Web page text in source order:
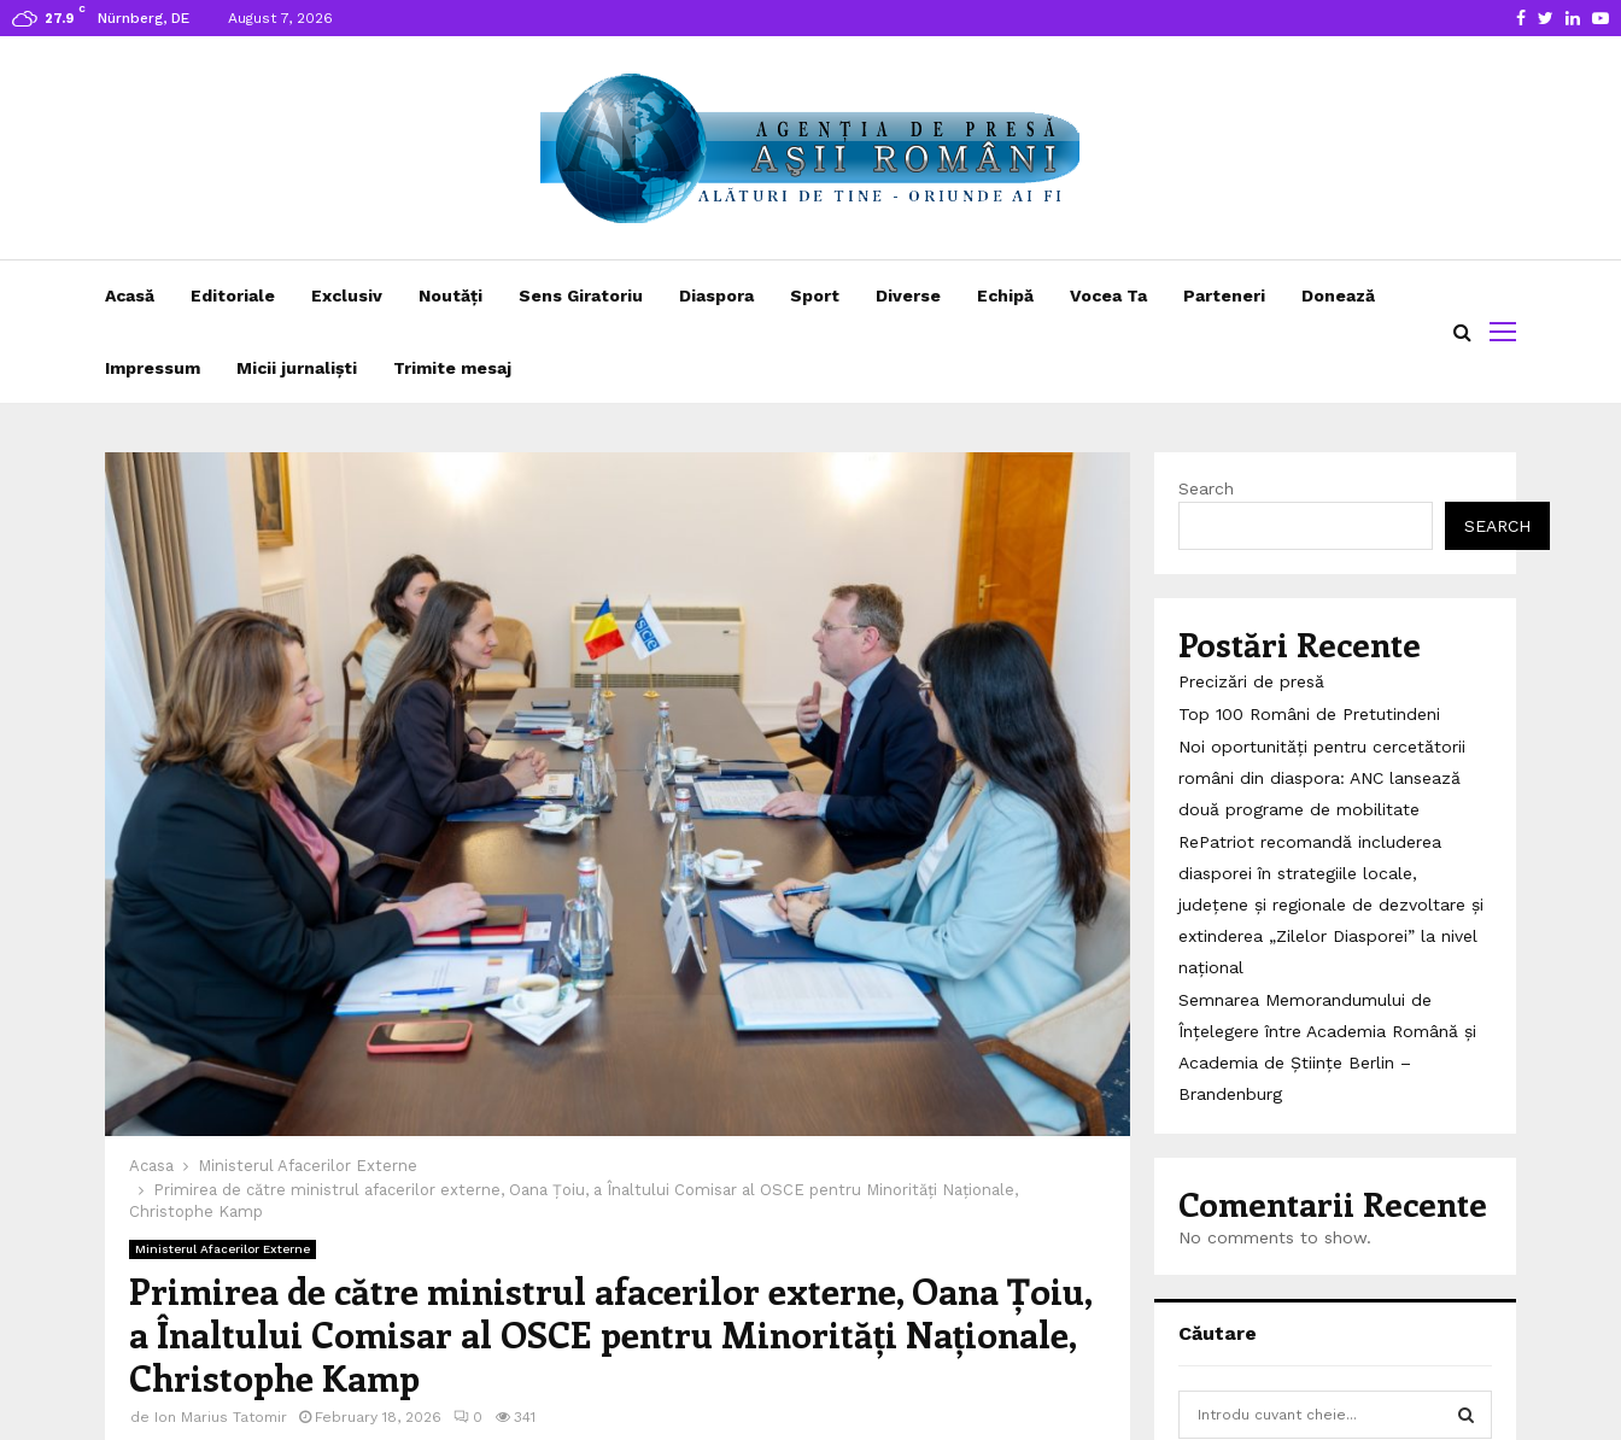
27.9
C
Nürnberg, DE August 7, 2026 Facebook
Twitter
Acasă Editoriale Exclusiv Noutăți Sens Giratoriu Diaspora Sport Diverse Echipă Vocea Ta Parteneri Donează
Impressum Micii jurnaliști Trimite mesaj
Acasa
Ministerul Afacerilor Externe
Primirea de către ministrul afacerilor externe, Oana Țoiu, a Înaltului Comisar al OSCE pentru Minorități Naționale,
Christophe Kamp
Ministerul Afacerilor Externe
Primirea de către ministrul afacerilor externe, Oana Țoiu,
a Înaltului Comisar al OSCE pentru Minorități Naționale,
Christophe Kamp
de Ion Marius Tatomir February 18, 2026 0 341
Search
SEARCH
Postări Recente
Precizări de presă
Top 100 Români de Pretutindeni
Noi oportunități pentru cercetătorii
români din diaspora: ANC lansează
două programe de mobilitate
RePatriot recomandă includerea
diasporei în strategiile locale,
județene și regionale de dezvoltare și
extinderea „Zilelor Diasporei” la nivel
național
Semnarea Memorandumului de
Înțelegere între Academia Română și
Academia de Științe Berlin –
Brandenburg
Comentarii Recente
No comments to show.
Căutare